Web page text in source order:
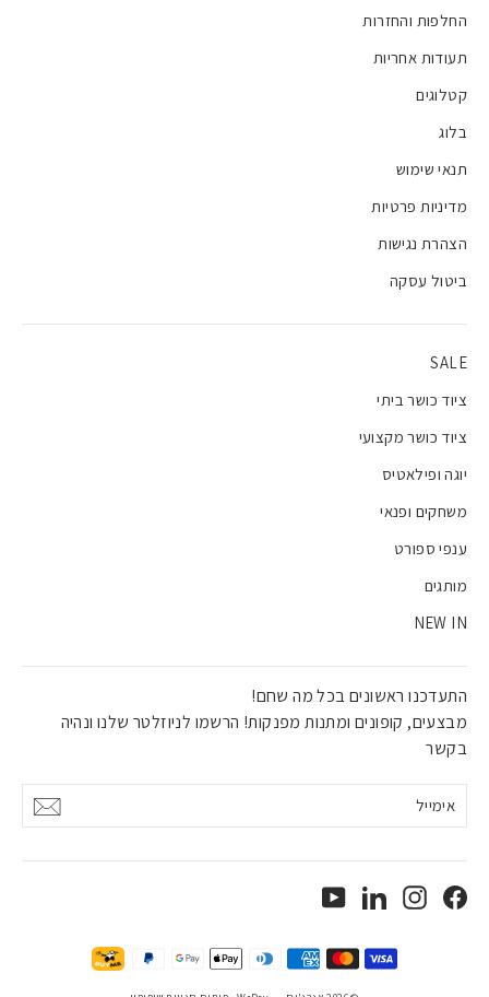
החלפות והחזרות
תעודות אחריות
קטלוגים
בלוג
תנאי שימוש
מדיניות פרטיות
הצהרת נגישות
ביטול עסקה
SALE
ציוד כושר ביתי
ציוד כושר מקצועי
יוגה ופילאטיס
משחקים ופנאי
ענפי ספורט
מותגים
NEW IN
התעדכנו ראשונים בכל מה שחם!
מבצעים, קופונים ומתנות מפנקות! הרשמו לניוזלטר שלנו ונהיה
בקשר
אימייל
Facebook
Instagram
LinkedIn